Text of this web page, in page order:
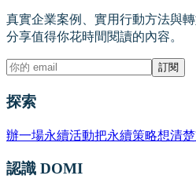
真實企業案例、實用行動方法與
分享值得你花時間閱讀的內容。
訂閱
探索
辦一場永續活動把永續策略想清楚
認識 DOMI